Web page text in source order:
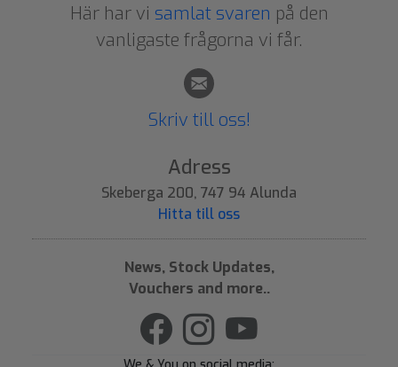
Här har vi samlat svaren på den
vanligaste frågorna vi får.
Skriv till oss!
Adress
Skeberga 200, 747 94 Alunda
Hitta till oss
News, Stock Updates,
Vouchers and more..